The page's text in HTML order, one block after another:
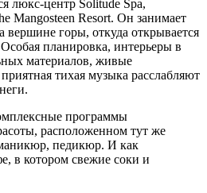
люкс-центр Solitude Spa,
Mangosteen Resort. Он занимает
горы, откуда открывается
планировка, интерьеры в
материалов, живые
тихая музыка расслабляют
программы
расположенном тут же
педикюр. И как
в котором свежие соки и